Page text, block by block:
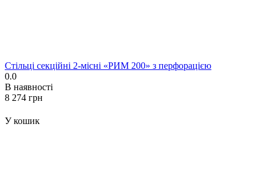
Стільці секційні 2-місні «РИМ 200» з перфорацією
0.0
В наявності
‍8 274‍ грн
У кошик